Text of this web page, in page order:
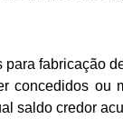
para fabricação
concedidos ou
saldo credor